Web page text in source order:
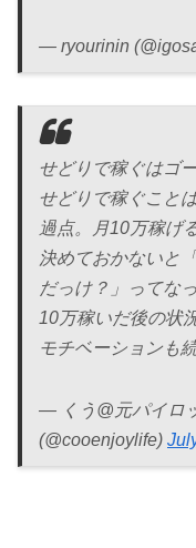
— ryourinin
せどりで稼ぐはゴ
せどりで稼ぐこと
過点。月10万稼げ
決めておかないと
だっけ？」ってな
10万稼いだ後の状
モチベーションも
— くう@元パイロ
(@cooenjoylife)